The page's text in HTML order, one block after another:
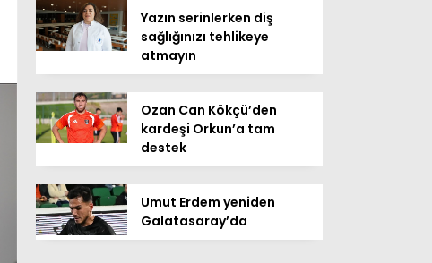
Yazın serinlerken diş
sağlığınızı tehlikeye
atmayın
Ozan Can Kökçü’den
kardeşi Orkun’a tam
destek
Umut Erdem yeniden
Galatasaray’da